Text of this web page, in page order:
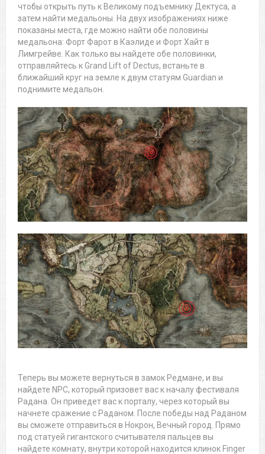
чтобы открыть путь к Великому подъемнику Дектуса, а
затем найти медальоны. На двух изображениях ниже
показаны места, где можно найти обе половины
медальона: Форт Фарот в Каэлиде и Форт Хайт в
Лимгрейве. Как только вы найдете обе половинки,
отправляйтесь к Grand Lift of Dectus, встаньте в
ближайший круг на земле к двум статуям Guardian и
поднимите медальон.
Теперь вы можете вернуться в замок Редмане, и вы
найдете NPC, который призовет вас к началу фестиваля
Радана. Он приведет вас к порталу, через который вы
начнете сражение с Раданом. После победы над Раданом
вы сможете отправиться в Нокрон, Вечный город. Прямо
под статуей гигантского считывателя пальцев вы
найдете комнату, внутри которой находится клинок Finger